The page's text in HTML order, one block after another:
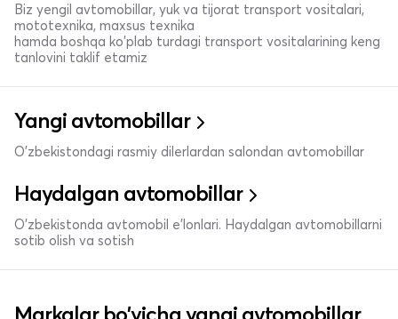
Biz yengil avtomobillar, yuk va tijorat transport vositalari,
mototexnika, maxsus texnika
hamda boshqa ko'plab turdagi transport vositalarining keng
tanlovini taklif etamiz
Yangi avtomobillar
O'zbekistondagi rasmiy dilerlardan salondan avtomobillar
Haydalgan avtomobillar
O'zbekistonda avtomobil e’lonlari. Haydalgan avtomobillarni
sotib olish va sotish